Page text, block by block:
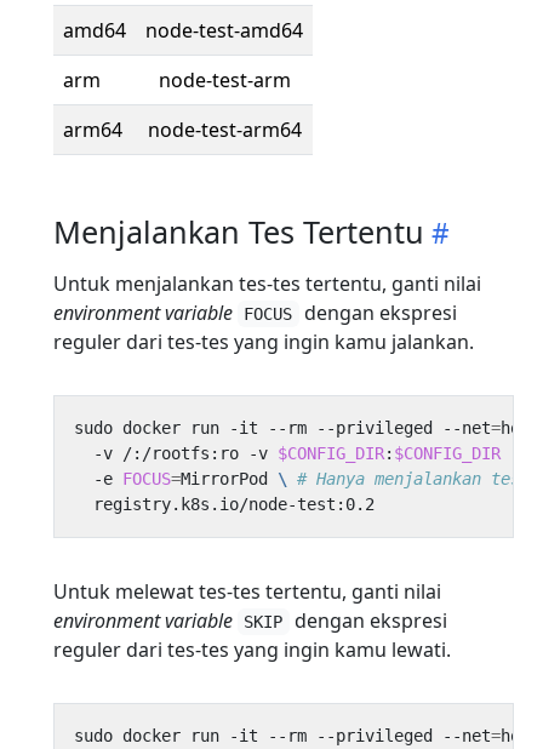
amd64
node-test-amd64
arm
node-test-arm
arm64
node-test-arm64
Menjalankan Tes Tertentu
Untuk menjalankan tes-tes tertentu, ganti nilai
environment variable
FOCUS
dengan ekspresi
reguler dari tes-tes yang ingin kamu jalankan.
sudo docker run -it --rm --privileged --net=
  -v /:/rootfs:ro -v
$CONFIG_DIR: $CONFIG_DIR
  -e
FOCUS=MirrorPod \ # Hanya menjalankan tes
Untuk melewat tes-tes tertentu, ganti nilai
environment variable
SKIP
dengan ekspresi
reguler dari tes-tes yang ingin kamu lewati.
sudo docker run -it --rm --privileged --net=